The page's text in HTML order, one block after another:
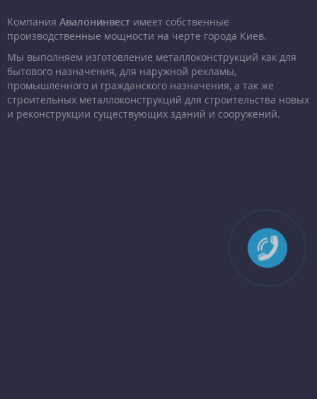
Компания Авалонинвест имеет собственные
производственные мощности на черте города Киев.
Мы выполняем изготовление металлоконструкций как для
бытового назначения, для наружной рекламы,
промышленного и гражданского назначения, а так же
строительных металлоконструкций для строительства новых
и реконструкции существующих зданий и сооружений.